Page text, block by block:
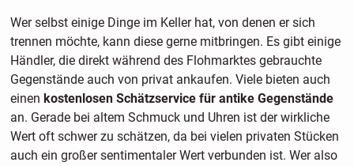
Wer selbst einige Dinge im Keller hat, von denen er sich
trennen möchte, kann diese gerne mitbringen. Es gibt einige
Händler, die direkt während des Flohmarktes gebrauchte
Gegenstände auch von privat ankaufen. Viele bieten auch
einen kostenlosen Schätzservice für antike Gegenstände
an. Gerade bei altem Schmuck und Uhren ist der wirkliche
Wert oft schwer zu schätzen, da bei vielen privaten Stücken
auch ein großer sentimentaler Wert verbunden ist. Wer also